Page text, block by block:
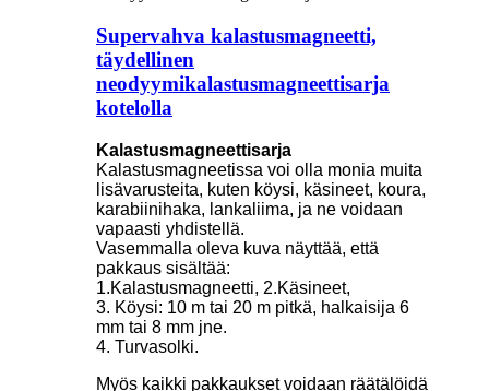
Supervahva kalastusmagneetti,
täydellinen
neodyymikalastusmagneettisarja
kotelolla
Kalastusmagneettisarja
Kalastusmagneetissa voi olla monia muita
lisävarusteita, kuten köysi, käsineet, koura,
karabiinihaka, lankaliima, ja ne voidaan
vapaasti yhdistellä.
Vasemmalla oleva kuva näyttää, että
pakkaus sisältää:
1.Kalastusmagneetti, 2.Käsineet,
3. Köysi: 10 m tai 20 m pitkä, halkaisija 6
mm tai 8 mm jne.
4. Turvasolki.
Myös kaikki pakkaukset voidaan räätälöidä